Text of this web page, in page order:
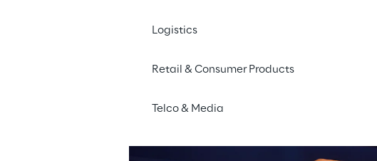
Logistics
Retail & Consumer Products
Telco & Media
den grundlegenden Bedarf nach Modernisierung der in der